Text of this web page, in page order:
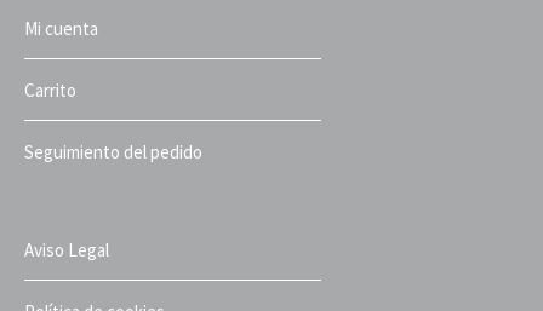
Mi cuenta
Carrito
Seguimiento del pedido
Aviso Legal